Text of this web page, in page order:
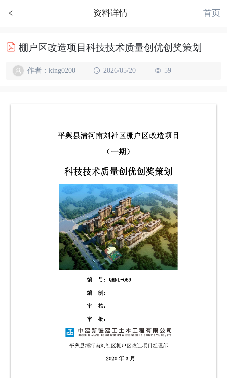
资料详情 首页
棚户区改造项目科技技术质量创优创奖策划
作者：king0200 2026/05/20 59